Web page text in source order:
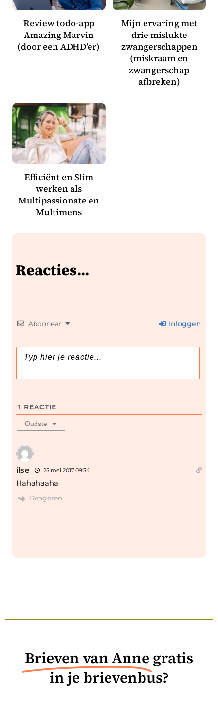
Review todo-app
Amazing Marvin
(door een ADHD’er)
Mijn ervaring met
drie mislukte
zwangerschappen
(miskraam en
zwangerschap
afbreken)
Efficiënt en Slim
werken als
Multipassionate en
Multimens
Reacties...
Abonneer Inloggen
1 REACTIE
Oudste
ilse 25 mei 2017 09:34
Hahahaaha
Reageren
Brieven van Anne gratis
in je brievenbus?